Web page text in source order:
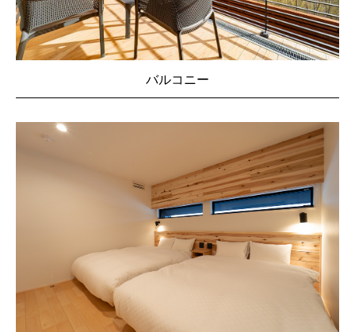
バルコニー